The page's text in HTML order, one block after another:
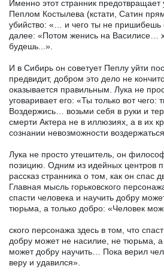
Именно этот странник предотвращает
Пеплом Костылева (кстати, Сатин
убийство: «… и чего ты не
далее: «Потом женись на Василисе…
будешь...».
И в Сибирь он советует Пеплу уйти
предвидит, добром это дело не
оказывается правильным. Лука не
уговаривает его: «Ты только вот чего:
Воздержись… возьми себя в руки и
смерти Актера не в иллюзиях, а в их
сознании невозможности
Лука не просто утешитель, он
позицию. Одним из идейных центров
рассказ странника о том, как он спас
Главная мысль горьковского
спасти человека и научить добру
тюрьма, а только добро: «Человек
ского персонажа здесь в том, что
добру может не насилие, не тюрьма,
может добру научить… Пока верил
веру и удавился».